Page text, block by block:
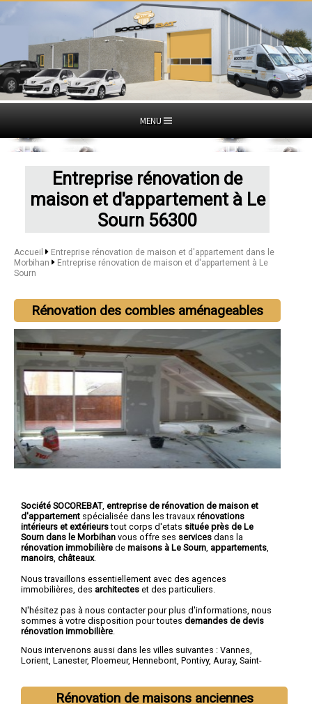
MENU
Entreprise rénovation de
maison et d'appartement à Le
Sourn 56300
Accueil
Entreprise rénovation de maison et d'appartement dans le
Morbihan
Entreprise rénovation de maison et d'appartement à Le
Sourn
Rénovation des combles aménageables
Société SOCOREBAT, entreprise de rénovation de maison et
d'appartement spécialisée dans les travaux rénovations
intérieurs et extérieurstout corps d'etats située près de Le
Sourn dans le Morbihan vous offre ses services dans la
rénovation immobilière de maisons à Le Sourn appartements
manoirs châteaux.
Nous travaillons essentiellement avec des agences
immobilières, des architectes et des particuliers.
N'hésitez pas à nous contacter pour plus d'informations, nous
sommes à votre disposition pour toutes demandes de devis
rénovation immobilière
Nous intervenons aussi dans les villes suivantes : Vannes,
Lorient, Lanester, Ploemeur, Hennebont, Pontivy, Auray, Saint-
Rénovation de maisons anciennes